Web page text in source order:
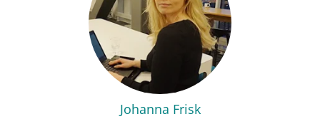
Johanna Frisk